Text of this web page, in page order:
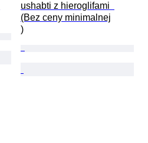
ushabti z hieroglifami
(Bez ceny minimalnej
)